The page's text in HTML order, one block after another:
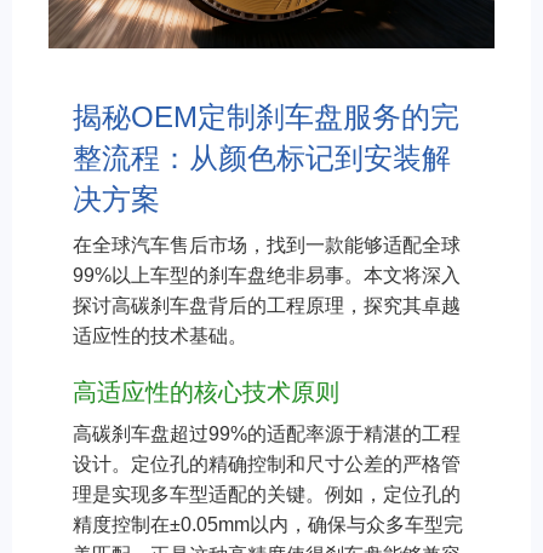
揭秘OEM定制刹车盘服务的完
整流程：从颜色标记到安装解
决方案
在全球汽车售后市场，找到一款能够适配全球
99%以上车型的刹车盘绝非易事。本文将深入
探讨高碳刹车盘背后的工程原理，探究其卓越
适应性的技术基础。
高适应性的核心技术原则
高碳刹车盘超过99%的适配率源于精湛的工程
设计。定位孔的精确控制和尺寸公差的严格管
理是实现多车型适配的关键。例如，定位孔的
精度控制在±0.05mm以内，确保与众多车型完